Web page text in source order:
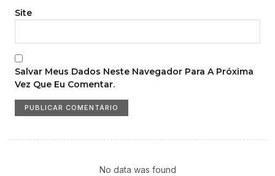
Site
Salvar Meus Dados Neste Navegador Para A Próxima
Vez Que Eu Comentar.
No data was found